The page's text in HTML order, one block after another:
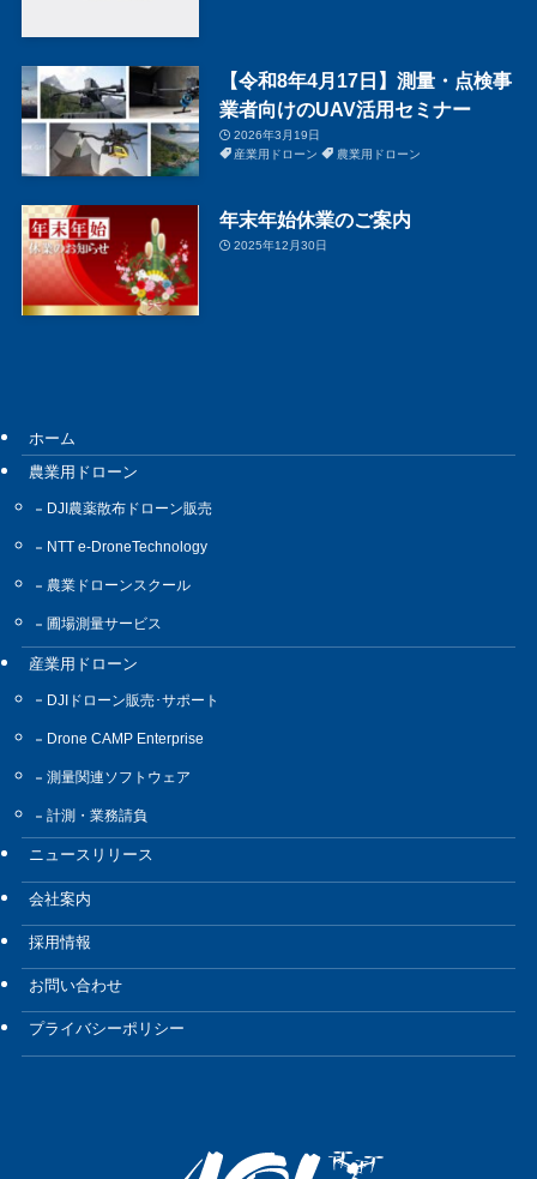
【令和8年4月17日】測量・点検事
業者向けのUAV活用セミナー
2026年3月19日
産業用ドローン
農業用ドローン
年末年始休業のご案内
2025年12月30日
ホーム
農業用ドローン
DJI農薬散布ドローン販売
NTT e-DroneTechnology
農業ドローンスクール
圃場測量サービス
産業用ドローン
DJIドローン販売･サポート
Drone CAMP Enterprise
測量関連ソフトウェア
計測・業務請負
ニュースリリース
会社案内
採用情報
お問い合わせ
プライバシーポリシー